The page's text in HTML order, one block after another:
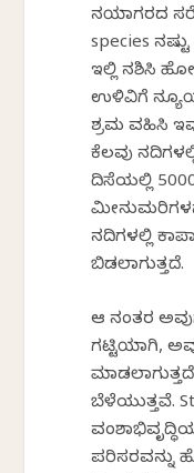
ನಯಾಗರದ
species
ಇಲ್ಲಿ ನಶಿಸಿ
ಉಳಿವಿಗೆ
ಶ್ರಮ ವಹಿಸಿ
ಕೆಲವು
ದಿಸೆಯಲ್ಲಿ
ನದಿಗಳಲ್ಲಿ
ಬಿಡಲಾಗುತ್ತದೆ.
ಆ ನಂತರ
ಗಟ್ಟಿಯಾಗಿ,
ಬೆಳೆಯುತ್ತವೆ.
ಪರಿಸರವನ್ನು